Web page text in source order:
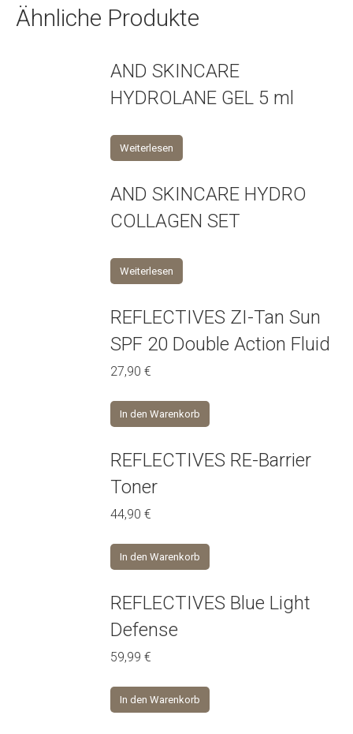
Ähnliche Produkte
AND SKINCARE
HYDROLANE GEL 5 ml
Weiterlesen
AND SKINCARE HYDRO
COLLAGEN SET
Weiterlesen
REFLECTIVES ZI-Tan Sun
SPF 20 Double Action Fluid
27,90 €
In den Warenkorb
REFLECTIVES RE-Barrier
Toner
44,90 €
In den Warenkorb
REFLECTIVES Blue Light
Defense
59,99 €
In den Warenkorb